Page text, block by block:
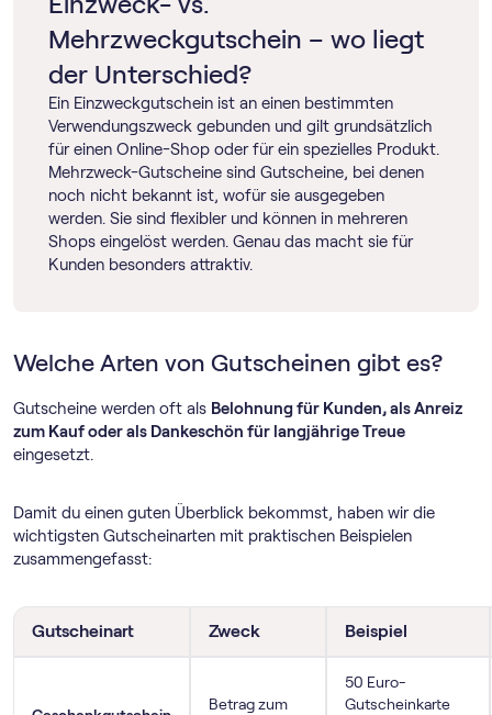
Mehrzweckgutschein – wo liegt
der Unterschied?
Ein Einzweckgutschein ist an einen bestimmten
Verwendungszweck gebunden und gilt grundsätzlich
für einen Online-Shop oder für ein spezielles Produkt.
Mehrzweck-Gutscheine sind Gutscheine, bei denen
noch nicht bekannt ist, wofür sie ausgegeben
werden. Sie sind flexibler und können in mehreren
Shops eingelöst werden. Genau das macht sie für
Kunden besonders attraktiv.
Welche Arten von Gutscheinen gibt es?
Gutscheine werden oft als Belohnung für Kunden, als Anreiz
zum Kauf oder als Dankeschön für langjährige Treue
eingesetzt.
Damit du einen guten Überblick bekommst, haben wir die
wichtigsten Gutscheinarten mit praktischen Beispielen
zusammengefasst:
Gutscheinart Zweck Beispiel
Betrag zum
50 Euro-
Gutscheinkarte